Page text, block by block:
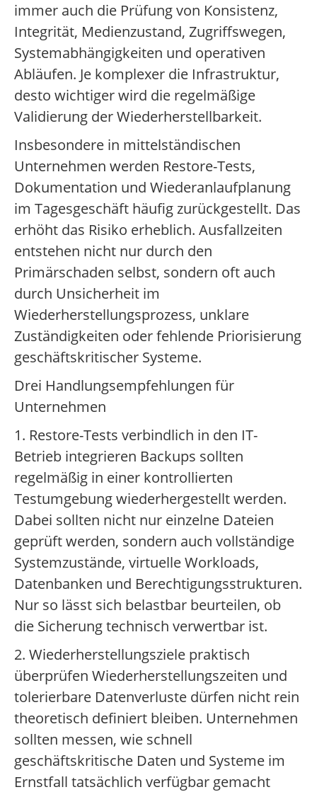
immer auch die Prüfung von Konsistenz,
Integrität, Medienzustand, Zugriffswegen,
Systemabhängigkeiten und operativen
Abläufen. Je komplexer die Infrastruktur,
desto wichtiger wird die regelmäßige
Validierung der Wiederherstellbarkeit.
Insbesondere in mittelständischen
Unternehmen werden Restore-Tests,
Dokumentation und Wiederanlaufplanung
im Tagesgeschäft häufig zurückgestellt. Das
erhöht das Risiko erheblich. Ausfallzeiten
entstehen nicht nur durch den
Primärschaden selbst, sondern oft auch
durch Unsicherheit im
Wiederherstellungsprozess, unklare
Zuständigkeiten oder fehlende Priorisierung
geschäftskritischer Systeme.
Drei Handlungsempfehlungen für
Unternehmen
1. Restore-Tests verbindlich in den IT-
Betrieb integrieren Backups sollten
regelmäßig in einer kontrollierten
Testumgebung wiederhergestellt werden.
Dabei sollten nicht nur einzelne Dateien
geprüft werden, sondern auch vollständige
Systemzustände, virtuelle Workloads,
Datenbanken und Berechtigungsstrukturen.
Nur so lässt sich belastbar beurteilen, ob
die Sicherung technisch verwertbar ist.
2. Wiederherstellungsziele praktisch
überprüfen Wiederherstellungszeiten und
tolerierbare Datenverluste dürfen nicht rein
theoretisch definiert bleiben. Unternehmen
sollten messen, wie schnell
geschäftskritische Daten und Systeme im
Ernstfall tatsächlich verfügbar gemacht